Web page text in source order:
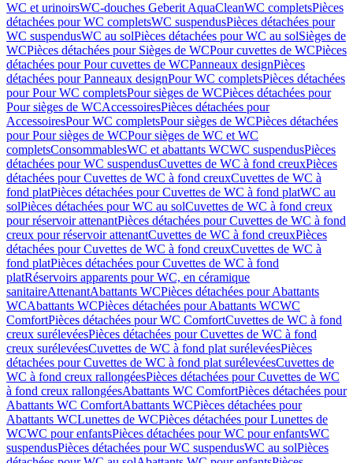
WC et urinoirsWC-douches Geberit AquaCleanWC completsPièces
détachées pour WC completsWC suspendusPièces détachées pour
WC suspendusWC au solPièces détachées pour WC au solSièges de
WCPièces détachées pour Sièges de WCPour cuvettes de WCPièces
détachées pour Pour cuvettes de WCPanneaux designPièces
détachées pour Panneaux designPour WC completsPièces détachées
pour Pour WC completsPour sièges de WCPièces détachées pour
Pour sièges de WCAccessoiresPièces détachées pour
AccessoiresPour WC completsPour sièges de WCPièces détachées
pour Pour sièges de WCPour sièges de WC et WC
completsConsommablesWC et abattants WCWC suspendusPièces
détachées pour WC suspendusCuvettes de WC à fond creuxPièces
détachées pour Cuvettes de WC à fond creuxCuvettes de WC à
fond platPièces détachées pour Cuvettes de WC à fond platWC au
solPièces détachées pour WC au solCuvettes de WC à fond creux
pour réservoir attenantPièces détachées pour Cuvettes de WC à fond
creux pour réservoir attenantCuvettes de WC à fond creuxPièces
détachées pour Cuvettes de WC à fond creuxCuvettes de WC à
fond platPièces détachées pour Cuvettes de WC à fond
platRéservoirs apparents pour WC, en céramique
sanitaireAttenantAbattants WCPièces détachées pour Abattants
WCAbattants WCPièces détachées pour Abattants WCWC
ComfortPièces détachées pour WC ComfortCuvettes de WC à fond
creux surélevéesPièces détachées pour Cuvettes de WC à fond
creux surélevéesCuvettes de WC à fond plat surélevéesPièces
détachées pour Cuvettes de WC à fond plat surélevéesCuvettes de
WC à fond creux rallongéesPièces détachées pour Cuvettes de WC
à fond creux rallongéesAbattants WC ComfortPièces détachées pour
Abattants WC ComfortAbattants WCPièces détachées pour
Abattants WCLunettes de WCPièces détachées pour Lunettes de
WCWC pour enfantsPièces détachées pour WC pour enfantsWC
suspendusPièces détachées pour WC suspendusWC au solPièces